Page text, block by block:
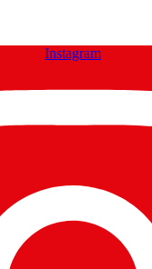
Instagram